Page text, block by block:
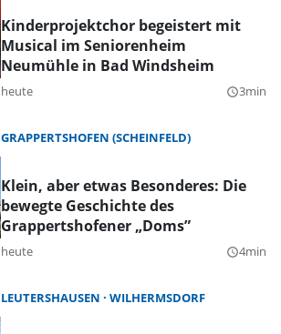
Kinderprojektchor begeistert mit
Musical im Seniorenheim
Neumühle in Bad Windsheim
heute query_builder3min
GRAPPERTSHOFEN (SCHEINFELD)
Klein, aber etwas Besonderes: Die
bewegte Geschichte des
Grappertshofener „Doms”
heute query_builder4min
LEUTERSHAUSEN WILHERMSDORF